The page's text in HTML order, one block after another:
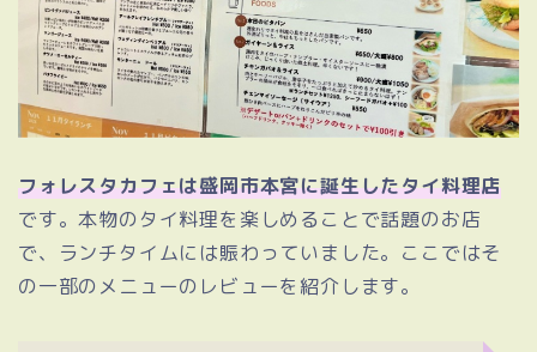
フォレスタカフェは盛岡市本宮に誕生したタイ料理店
です。本物のタイ料理を楽しめることで話題のお店
で、ランチタイムには賑わっていました。ここではそ
の一部のメニューのレビューを紹介します。